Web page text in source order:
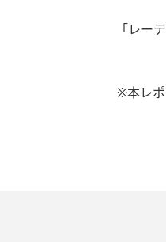
「レー
※本レ